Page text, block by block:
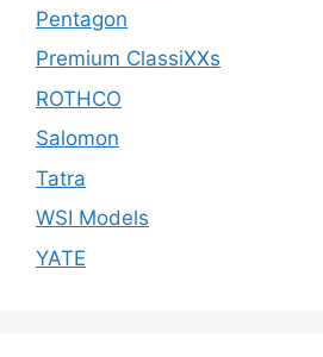
Pentagon
Premium ClassiXXs
ROTHCO
Salomon
Tatra
WSI Models
YATE